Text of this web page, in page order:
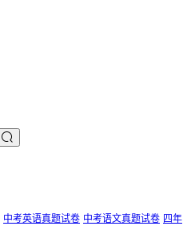
中考英语真题试卷 中考语文真题试卷 四年